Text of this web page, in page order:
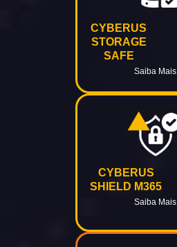
CYBERUS
STORAGE
SAFE
Saiba Mais
CYBERUS
SHIELD M365
Saiba Mais